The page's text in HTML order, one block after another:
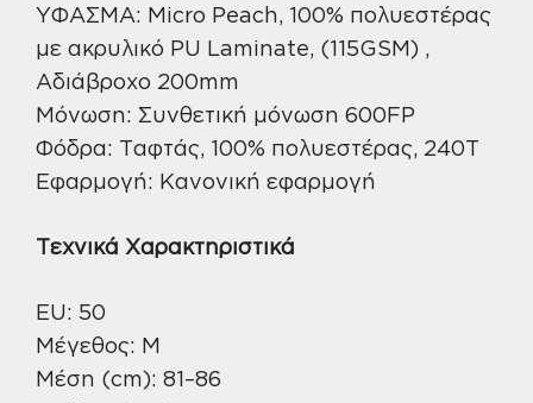
ΥΦΑΣΜΑ: Micro Peach, 100% πολυεστέρας
με ακρυλικό PU Laminate, (115GSM) ,
Αδιάβροχο 200mm
Μόνωση: Συνθετική μόνωση 600FP
Φόδρα: Ταφτάς, 100% πολυεστέρας, 240T
Εφαρμογή: Κανονική εφαρμογή
Τεχνικά Χαρακτηριστικά
EU: 50
Μέγεθος: M
Μέση (cm): 81–86